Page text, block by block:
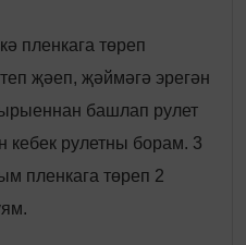
пленкага төреп
җәеп, җәймәгә эрегән
башлап рулет
кебек рулетны борам. 3
пленкага төреп 2